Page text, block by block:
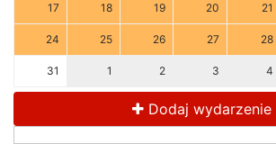
17 18 19 20 21
24 25 26 27 28
31 1 2 3 4
Dodaj wydarzenie